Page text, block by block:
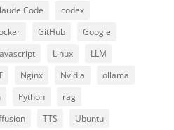
Code
codex
GitHub
Google
Linux
LLM
Nginx Nvidia
ollama
Python
rag
TTS
Ubuntu